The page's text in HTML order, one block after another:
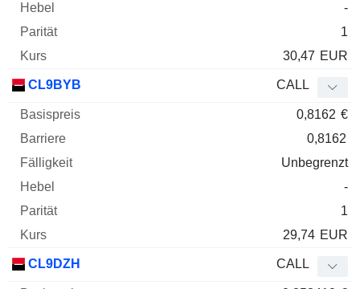
-
1
30,47 EUR
CL9BYB CALL
0,8162 €
0,8162
Unbegrenzt
-
1
29,74 EUR
CL9DZH CALL